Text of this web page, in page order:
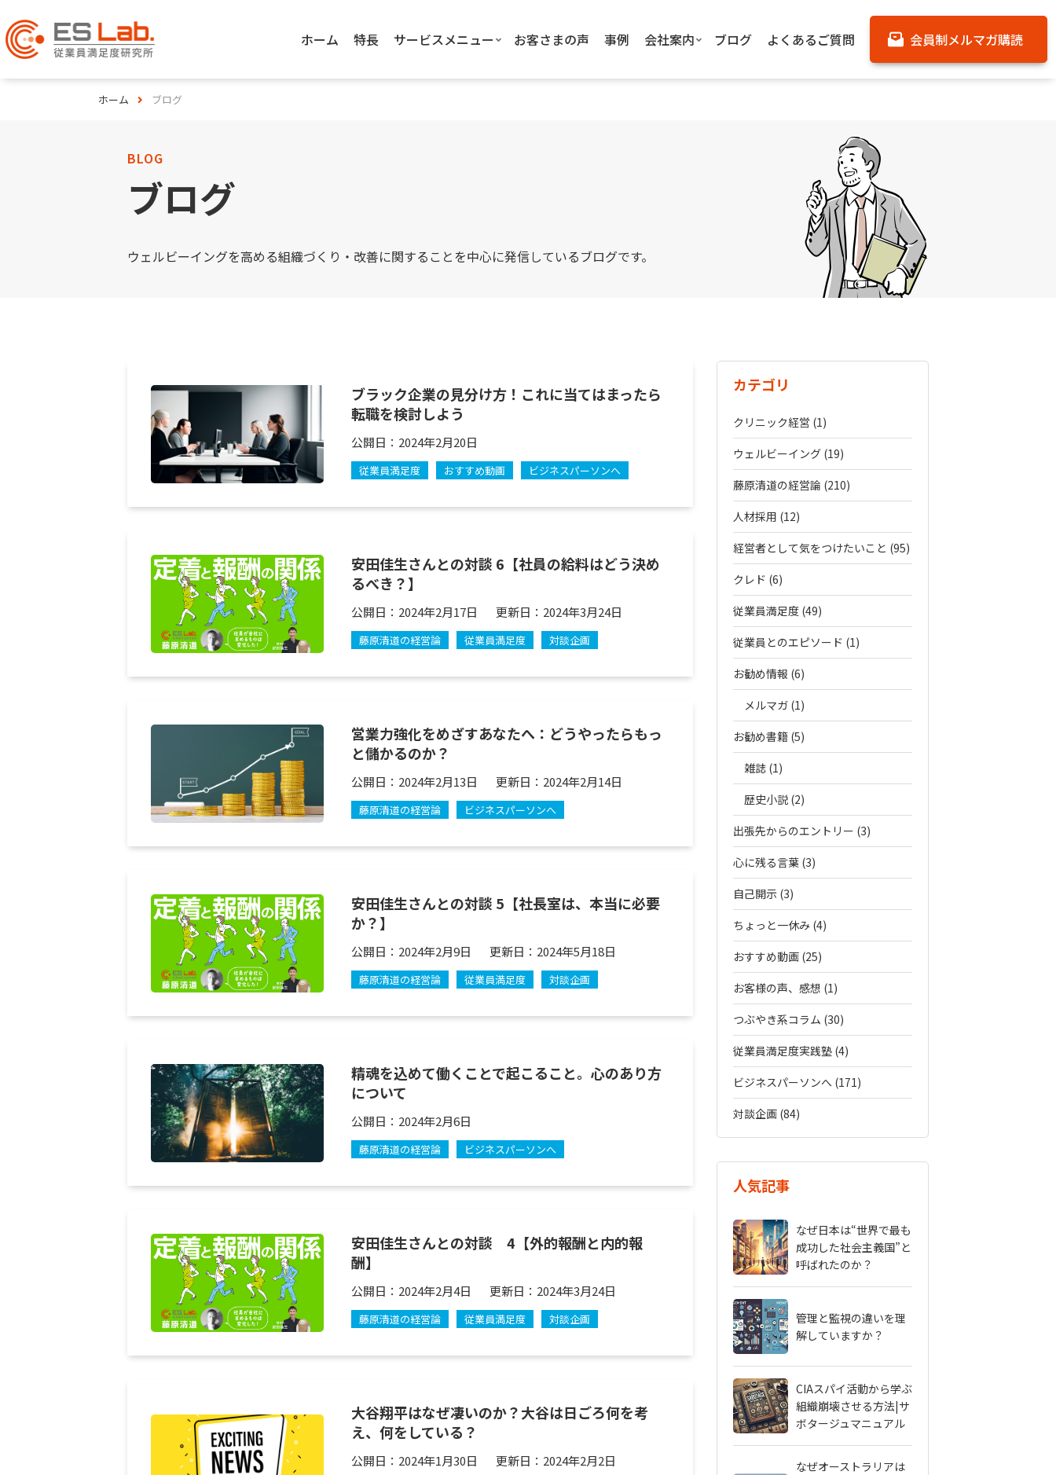
ホーム 特長 サービスメニュー お客さまの声 事例 会社案内 ブログ よくあるご質問 会員制メルマガ購読
ホーム ブログ
BLOG
ブログ
ウェルビーイングを高める組織づくり・改善に関することを中心に発信しているブログです。
ブラック企業の見分け方！これに当てはまったら
転職を検討しよう
公開日： 2024年2月20日
従業員満足度 おすすめ動画 ビジネスパーソンへ
安田佳生さんとの対談 6【社員の給料はどう決め
るべき？】
公開日： 2024年2月17日 更新日： 2024年3月24日
藤原清道の経営論 従業員満足度 対談企画
営業力強化をめざすあなたへ：どうやったらもっ
と儲かるのか？
公開日： 2024年2月13日 更新日： 2024年2月14日
藤原清道の経営論 ビジネスパーソンへ
安田佳生さんとの対談 5【社長室は、本当に必要
か？】
公開日： 2024年2月9日 更新日： 2024年5月18日
藤原清道の経営論 従業員満足度 対談企画
精魂を込めて働くことで起こること。心のあり方
について
公開日： 2024年2月6日
藤原清道の経営論 ビジネスパーソンへ
安田佳生さんとの対談 4【外的報酬と内的報
酬】
公開日： 2024年2月4日 更新日： 2024年3月24日
藤原清道の経営論 従業員満足度 対談企画
大谷翔平はなぜ凄いのか？大谷は日ごろ何を考
え、何をしている？
公開日： 2024年1月30日 更新日： 2024年2月2日
カテゴリ
クリニック経営 (1)
ウェルビーイング (19)
藤原清道の経営論 (210)
人材採用 (12)
経営者として気をつけたいこと (95)
クレド (6)
従業員満足度 (49)
従業員とのエピソード (1)
お勧め情報 (6)
メルマガ (1)
お勧め書籍 (5)
雑誌 (1)
歴史小説 (2)
出張先からのエントリー (3)
心に残る言葉 (3)
自己開示 (3)
ちょっと一休み (4)
おすすめ動画 (25)
お客様の声、感想 (1)
つぶやき系コラム (30)
従業員満足度実践塾 (4)
ビジネスパーソンへ (171)
対談企画 (84)
人気記事
なぜ日本は“世界で最も
成功した社会主義国”と
呼ばれたのか？
管理と監視の違いを理
解していますか？
CIAスパイ活動から学ぶ
組織崩壊させる方法|サ
ボタージュマニュアル
なぜオーストラリアは